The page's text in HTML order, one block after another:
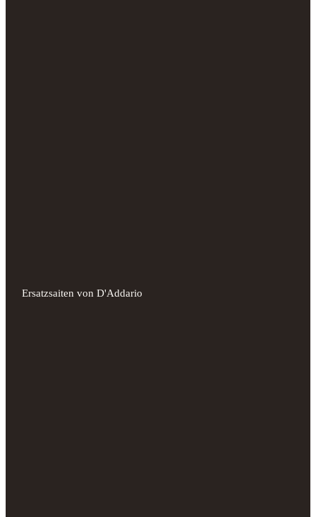
Ersatzsaiten von D'Addario